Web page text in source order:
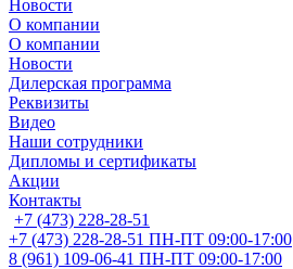
Новости
О компании
О компании
Новости
Дилерская программа
Реквизиты
Видео
Наши сотрудники
Дипломы и сертификаты
Акции
Контакты
+7 (473) 228-28-51
+7 (473) 228-28-51 ПН-ПТ 09:00-17:00
8 (961) 109-06-41 ПН-ПТ 09:00-17:00